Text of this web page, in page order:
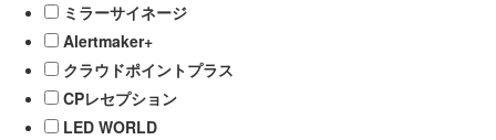
ミラーサイネージ
Alertmaker+
クラウドポイントプラス
CPレセプション
LED WORLD